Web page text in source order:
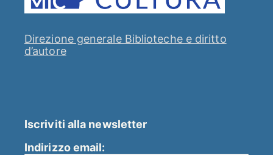
Direzione generale Biblioteche e diritto
d’autore
Iscriviti alla newsletter
Indirizzo email: